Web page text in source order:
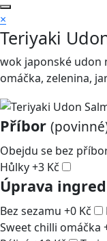
×
Teriyaki
wok japonské udon
omáčka, zelenina,
Příbor
Obejdu se bez
Hůlky+3 Kč
Úprava
Bez sezamu +0 Kč
Sweet chilli omáčka